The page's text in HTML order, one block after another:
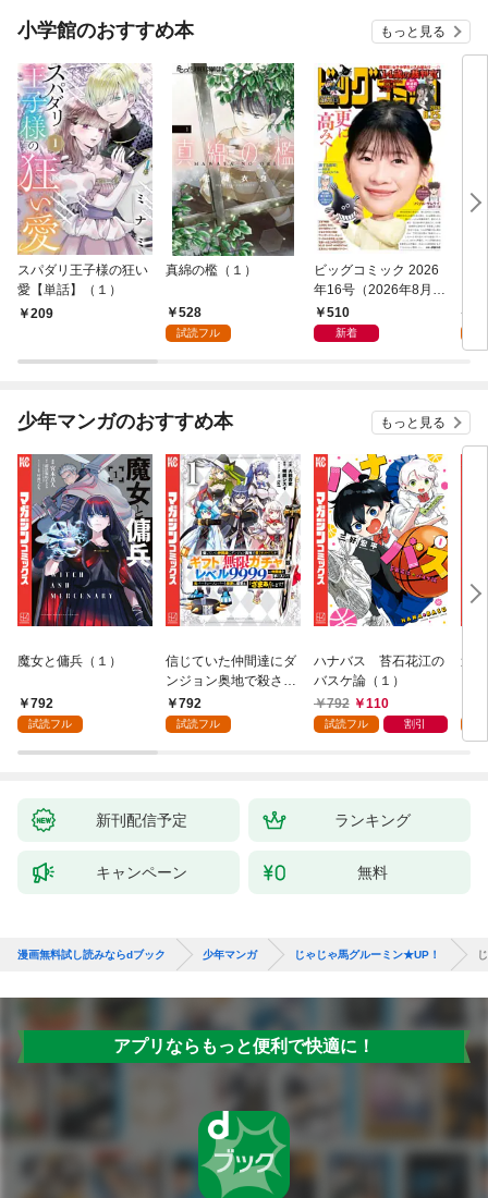
小学館のおすすめ本 もっと見る
スパダリ王子様の狂い
愛【単話】（１）
209
真綿の檻（１）
528
試読フル
ビッグコミック 2026
年16号（2026年8月7
日発売）
510
新着
少年マンガのおすすめ本 もっと見る
魔女と傭兵（１）
792
試読フル
信じていた仲間達にダ
ンジョン奥地で殺され
かけたがギフト『無限
ガチャ』でレベル９９
（１）
792
試読フル
ハナバス 苔石花江の
バスケ論（１）
792
110
試読フル 割引
追
強
～
新刊配信予定 ランキング
キャンペーン 無料
漫画無料試し読みならdブック 少年マンガ じゃじゃ馬グルーミン★UP！
アプリならもっと便利で快適に！